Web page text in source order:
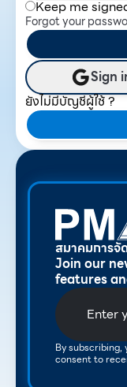
Keep me
Forgot your
Sign
ยังไม่มีบัญชีผู้ใช้ ?
สมาคมการจั
Join our
features
By
consent to